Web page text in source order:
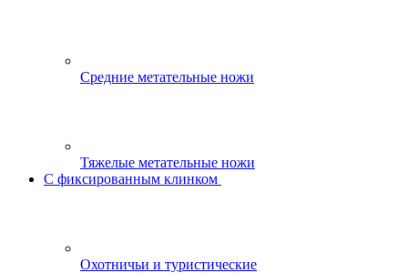
Средние метательные ножи
Тяжелые метательные ножи
С фиксированным клинком
Охотничьи и туристические